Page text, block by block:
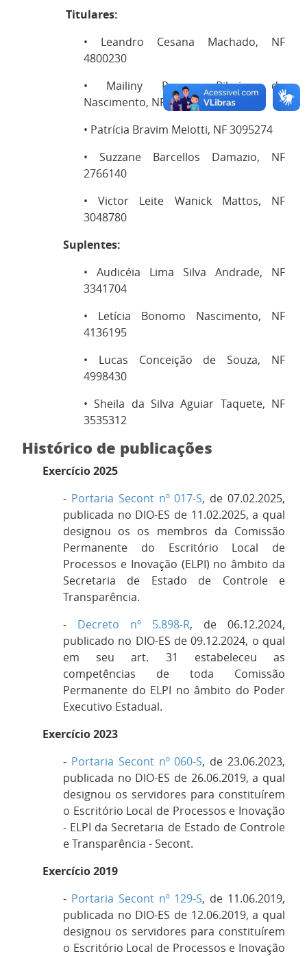
Titulares:
• Leandro Cesana Machado, NF
4800230
• Mailiny Ramos Ribeiro do
Nascimento, NF 3277690
• Patrícia Bravim Melotti, NF 3095274
• Suzzane Barcellos Damazio, NF
2766140
• Victor Leite Wanick Mattos, NF
3048780
Suplentes:
• Audicéia Lima Silva Andrade, NF
3341704
• Letícia Bonomo Nascimento, NF
4136195
• Lucas Conceição de Souza, NF
4998430
• Sheila da Silva Aguiar Taquete, NF
3535312
Histórico de publicações
Exercício 2025
- Portaria Secont nº 017-S, de 07.02.2025,
publicada no DIO-ES de 11.02.2025, a qual
designou os os membros da Comissão
Permanente do Escritório Local de
Processos e Inovação (ELPI) no âmbito da
Secretaria de Estado de Controle e
Transparência.
- Decreto nº 5.898-R, de 06.12.2024,
publicado no DIO-ES de 09.12.2024, o qual
em seu art. 31 estabeleceu as
competências de toda Comissão
Permanente do ELPI no âmbito do Poder
Executivo Estadual.
Exercício 2023
- Portaria Secont nº 060-S, de 23.06.2023,
publicada no DIO-ES de 26.06.2019, a qual
designou os servidores para constituírem
o Escritório Local de Processos e Inovação
- ELPI da Secretaria de Estado de Controle
e Transparência - Secont.
Exercício 2019
- Portaria Secont nº 129-S, de 11.06.2019,
publicada no DIO-ES de 12.06.2019, a qual
designou os servidores para constituírem
o Escritório Local de Processos e Inovação